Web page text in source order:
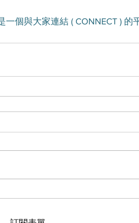
個與大家連結 ( CONNECT ) 的